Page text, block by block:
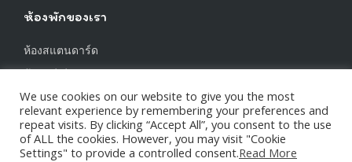
ห้องพักของเรา
ห้องสแตนดาร์ด
ห้องซูพีเรีย
ห้องทริปเปิ้ล
Privacy Policy
We use cookies on our website to give you the most
relevant experience by remembering your preferences and
repeat visits. By clicking “Accept All”, you consent to the use
of ALL the cookies. However, you may visit "Cookie
Settings" to provide a controlled consent.Read More